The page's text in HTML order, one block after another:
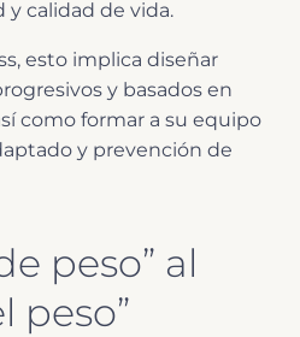
calidad de vida.
esto implica diseñar
y basados en
como formar a su equipo
y prevención de
peso” al
peso”